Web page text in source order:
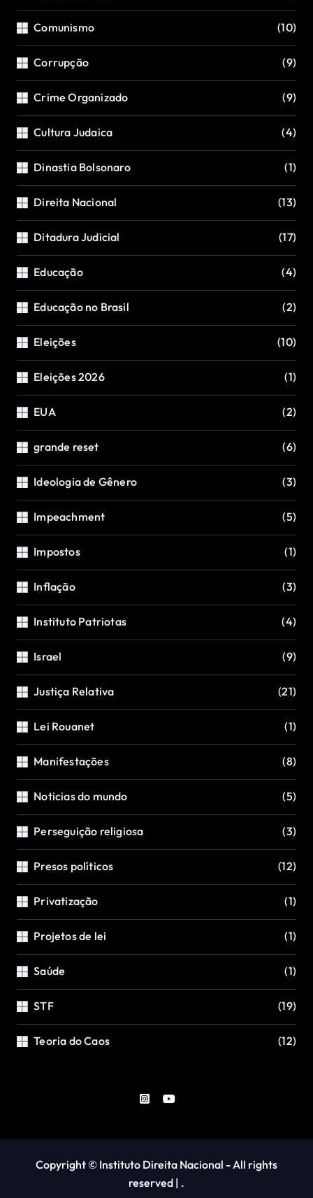
Comunismo (10)
Corrupção (9)
Crime Organizado (9)
Cultura Judaica (4)
Dinastia Bolsonaro (1)
Direita Nacional (13)
Ditadura Judicial (17)
Educação (4)
Educação no Brasil (2)
Eleições (10)
Eleições 2026 (1)
EUA (2)
grande reset (6)
Ideologia de Gênero (3)
Impeachment (5)
Impostos (1)
Inflação (3)
Instituto Patriotas (4)
Israel (9)
Justiça Relativa (21)
Lei Rouanet (1)
Manifestações (8)
Noticias do mundo (5)
Perseguição religiosa (3)
Presos políticos (12)
Privatização (1)
Projetos de lei (1)
Saúde (1)
STF (19)
Teoria do Caos (12)
Copyright © Instituto Direita Nacional - All rights
reserved | .